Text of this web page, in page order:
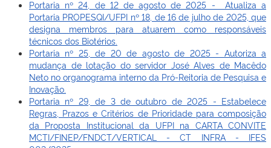
Portaria nº 24, de 12 de agosto de 2025 - Atualiza a
Portaria PROPESQI/UFPI nº 18, de 16 de julho de 2025, que
designa membros para atuarem como responsáveis
técnicos dos Biotérios.
Portaria nº 25, de 20 de agosto de 2025 - Autoriza a
mudança de lotação do servidor José Alves de Macêdo
Neto no organograma interno da Pró-Reitoria de Pesquisa e
Inovação.
Portaria nº 29, de 3 de outubro de 2025 - Estabelece
Regras, Prazos e Critérios de Prioridade para composição
da Proposta Institucional da UFPI na CARTA CONVITE
MCTI/FINEP/FNDCT/VERTICAL - CT INFRA - IFES